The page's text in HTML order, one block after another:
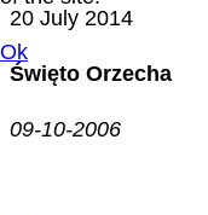
20 July 2014
Święto Orzecha
09-10-2006
Ok